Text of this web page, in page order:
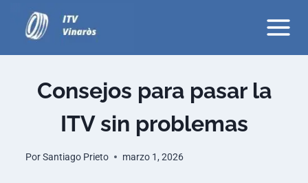
contenido
Consejos para pasar la
ITV sin problemas
PorSantiago Prieto marzo 1, 2026